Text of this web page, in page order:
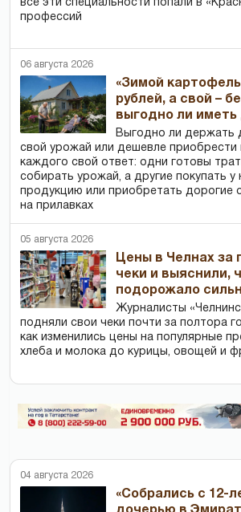
все эти специальности попали в
профессий
06 августа 2026
«Зимой картофель
рублей, а свой –
выгодно ли иметь
Выгодно ли держать
свой урожай или дешевле приобрести
каждого свой ответ: одни готовы
собирать урожай, а другие покупать у
продукцию или приобретать дорогие
на прилавках
05 августа 2026
Цены в Челнах за
чеки и выяснили,
подорожало
Журналисты
подняли свои чеки почти за полтора
как изменились цены на популярные
хлеба и молока до курицы, овощей и
04 августа 2026
«Собрались с 12-